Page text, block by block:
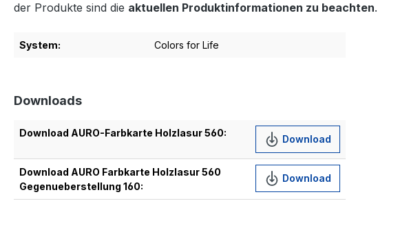
der Produkte sind die aktuellen Produktinformationen zu beachten.
System: Colors for Life
Downloads
Download AURO-Farbkarte Holzlasur 560:
Download
Download AURO Farbkarte Holzlasur 560
Gegenueberstellung 160:
Download